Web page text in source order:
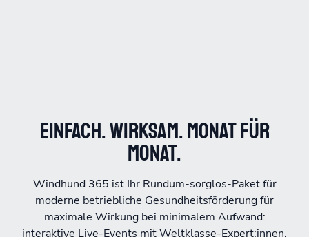
Einfach. Wirksam. Monat für
Monat.
Windhund 365 ist Ihr Rundum-sorglos-Paket für
moderne betriebliche Gesundheitsförderung für
maximale Wirkung bei minimalem Aufwand:
interaktive Live-Events mit Weltklasse-Expert:innen,